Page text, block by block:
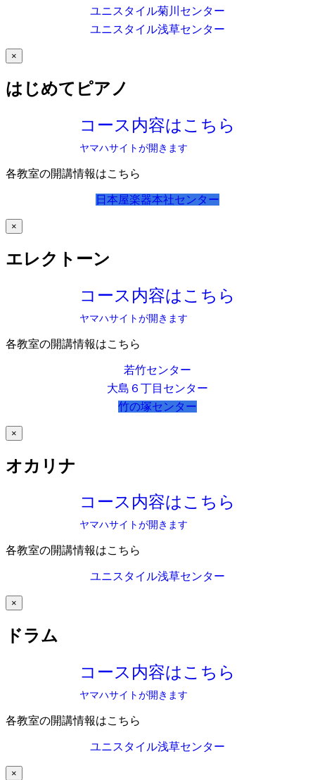
ユニスタイル菊川センター
ユニスタイル浅草センター
×
はじめてピアノ
コース内容はこちら
ヤマハサイトが開きます
各教室の開講情報はこちら
日本屋楽器本社センター
×
エレクトーン
コース内容はこちら
ヤマハサイトが開きます
各教室の開講情報はこちら
若竹センター
大島６丁目センター
竹の塚センター
×
オカリナ
コース内容はこちら
ヤマハサイトが開きます
各教室の開講情報はこちら
ユニスタイル浅草センター
×
ドラム
コース内容はこちら
ヤマハサイトが開きます
各教室の開講情報はこちら
ユニスタイル浅草センター
×